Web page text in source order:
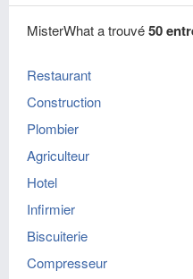
MisterWhat a trouvé50
Restaurant
Construction
Plombier
Agriculteur
Hotel
Infirmier
Biscuiterie
Compresseur